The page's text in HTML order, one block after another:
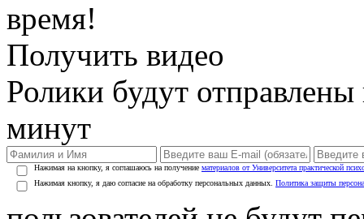
время!
Получить видео
Ролики будут
минут
Нажимая на кнопку, я соглашаюсь на получение материалов от Университета практической
Нажимая кнопку, я даю согласие на обработку персональных данных. Политика защиты